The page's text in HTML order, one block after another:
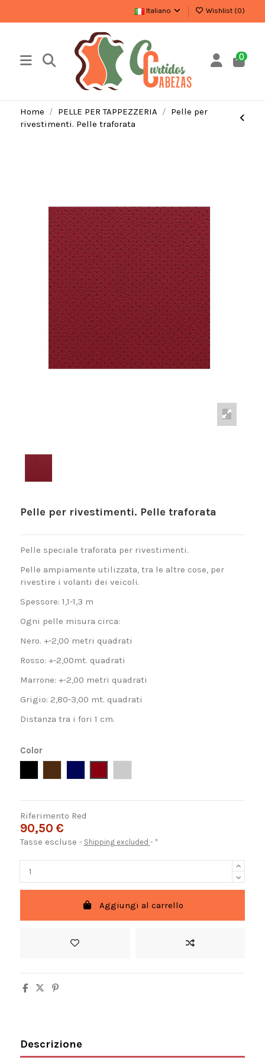
Italiano Wishlist (0)
0
Home PELLE PER TAPPEZZERIA
Pelle per
rivestimenti. Pelle traforata
Pelle per rivestimenti. Pelle traforata
Pelle speciale traforata per rivestimenti.
Pelle ampiamente utilizzata, tra le altre cose, per
rivestire i volanti dei veicoli.
Spessore: 1,1-1,3 m
Ogni pelle misura circa:
Nero. +-2,00 metri quadrati
Rosso: +-2,00mt. quadrati
Marrone: +-2,00 metri quadrati
Grigio: 2,80-3,00 mt. quadrati
Distanza tra i fori 1 cm.
Color
Riferimento Red
90,50 €
Tasse escluse Shipping excluded *
Aggiungi al carrello
Descrizione